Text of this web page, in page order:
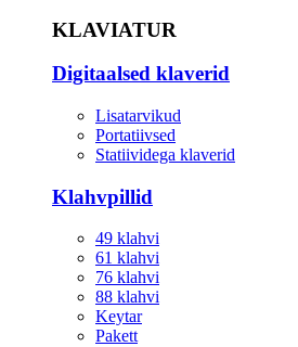
KLAVIATUR
Digitaalsed klaverid
Lisatarvikud
Portatiivsed
Statiividega klaverid
Klahvpillid
49 klahvi
61 klahvi
76 klahvi
88 klahvi
Keytar
Pakett